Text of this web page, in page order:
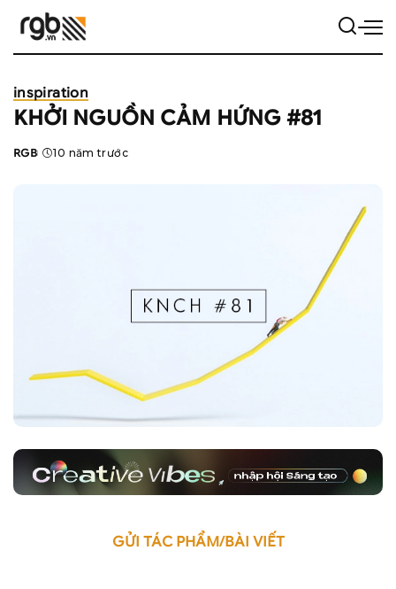
inspiration
KHỞI NGUỒN CẢM HỨNG #81
Posted
RGB 10 năm trước
GỬI TÁC PHẨM/BÀI VIẾT